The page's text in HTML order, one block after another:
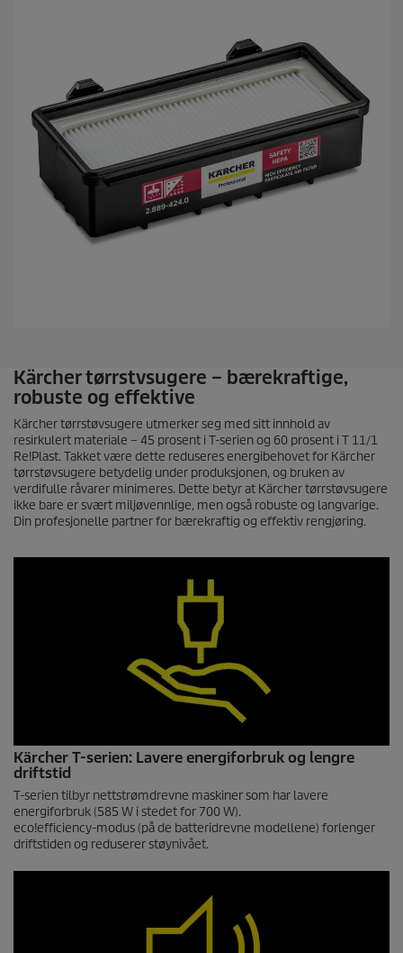
Kärcher tørrstvsugere – bærekraftige,
robuste og effektive
Kärcher tørrstøvsugere utmerker seg med sitt innhold av
resirkulert materiale – 45 prosent i T-serien og 60 prosent i T 11/1
Re!Plast. Takket være dette reduseres energibehovet for Kärcher
tørrstøvsugere betydelig under produksjonen, og bruken av
verdifulle råvarer minimeres. Dette betyr at Kärcher tørrstøvsugere
ikke bare er svært miljøvennlige, men også robuste og langvarige.
Din profesjonelle partner for bærekraftig og effektiv rengjøring.
Kärcher T-serien: Lavere energiforbruk og lengre
driftstid
T-serien tilbyr nettstrømdrevne maskiner som har lavere
energiforbruk (585 W i stedet for 700 W).
eco!efficiency-modus (på de batteridrevne modellene) forlenger
driftstiden og reduserer støynivået.